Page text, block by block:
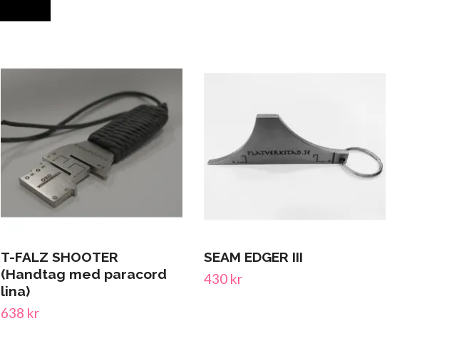
T-FALZ SHOOTER
(Handtag med paracord
lina)
638 kr
SEAM EDGER III
430 kr